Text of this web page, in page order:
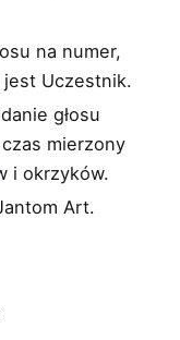
na numer,
Uczestnik.
głosu
mierzony
i okrzyków.
Art.